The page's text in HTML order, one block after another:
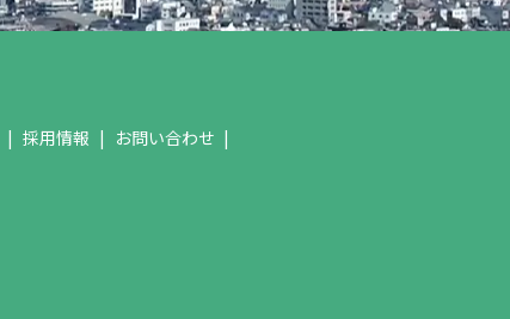
採用情報
お問い合わせ